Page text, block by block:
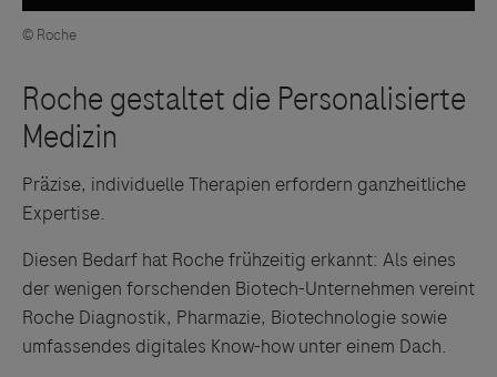
© Roche
Präzise, individuelle Therapien erfordern ganzheitliche
Expertise.
Diesen Bedarf hat Roche frühzeitig erkannt: Als eines
der wenigen forschenden Biotech-Unternehmen vereint
Roche Diagnostik, Pharmazie, Biotechnologie sowie
umfassendes digitales Know-how unter einem Dach.